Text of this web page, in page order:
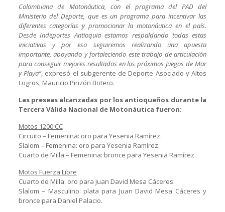
Colombiana de Motonáutica, con el programa del PAD del
Ministerio del Deporte, que es un programa para incentivar las
diferentes categorías y promocionar la motonáutica en el país.
Desde Indeportes Antioquia estamos respaldando todas estas
iniciativas y por eso seguiremos realizando una apuesta
importante, apoyando y fortaleciendo este trabajo de articulación
para conseguir mejores resultados en los próximos Juegos de Mar
y Playa”, expresó el subgerente de Deporte Asociado y Altos
Logros, Mauricio Pinzón Botero.
Las preseas alcanzadas por los antioqueños durante la
Tercera Válida Nacional de Motonáutica fueron:
Motos 1200 CC
Circuito – Femenina: oro para Yesenia Ramírez.
Slalom – Femenina: oro para Yesenia Ramírez.
Cuarto de Milla – Femenina: bronce para Yesenia Ramírez.
Motos Fuerza Libre
Cuarto de Milla: oro para Juan David Mesa Cáceres.
Slalom – Masculino: plata para Juan David Mesa Cáceres y
bronce para Daniel Palacio.